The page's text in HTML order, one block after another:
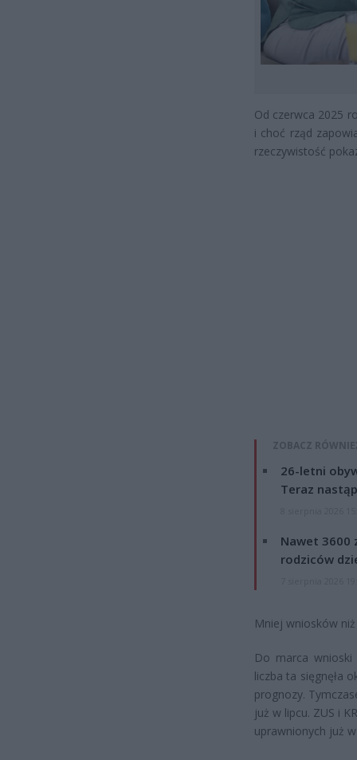
Od czerwca 2025
i choć rząd
rzeczywistość
ZOBACZ
26-letni
Teraz
Nawet 3600
rodziców
Mniej wniosków
Do marca wnioski
liczba ta sięgnęła
prognozy.
już w lipcu. ZUS i
uprawnionych już